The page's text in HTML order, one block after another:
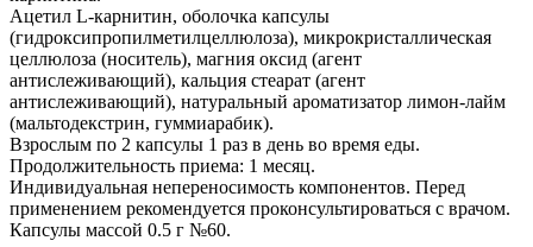
Ацетил L-карнитин, оболочка капсулы
(гидроксипропилметилцеллюлоза), микрокристаллическая
целлюлоза (носитель), магния оксид (агент
антислеживающий), кальция стеарат (агент
антислеживающий), натуральный ароматизатор лимон-лайм
(мальтодекстрин, гуммиарабик).
Взрослым по 2 капсулы 1 раз в день во время еды.
Продолжительность приема: 1 месяц.
Индивидуальная непереносимость компонентов. Перед
применением рекомендуется проконсультироваться с врачом.
Капсулы массой 0.5 г №60.